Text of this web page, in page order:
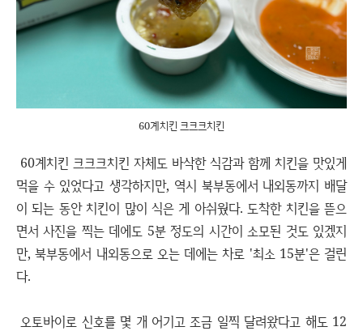
60계치킨 크크크치킨
60계치킨 크크크치킨 자체도 바삭한 식감과 함께 치킨을 맛있게
먹을 수 있었다고 생각하지만, 역시 북부동에서 내외동까지 배달
이 되는 동안 치킨이 많이 식은 게 아쉬웠다. 도착한 치킨을 뜯으
면서 사진을 찍는 데에도 5분 정도의 시간이 소모된 것도 있겠지
만, 북부동에서 내외동으로 오는 데에는 차로 '최소 15분'은 걸린
다.
오토바이로 신호를 몇 개 어기고 조금 일찍 달려왔다고 해도 12